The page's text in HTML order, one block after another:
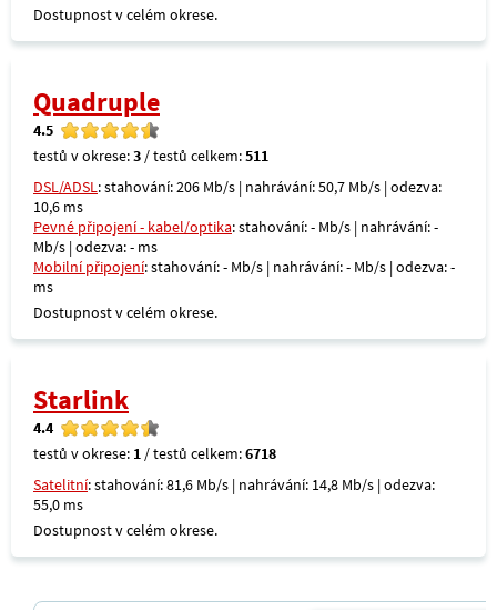
Dostupnost v celém okrese.
Quadruple
4.5
testů v okrese:3 / testů celkem:511
DSL/ADSL: stahování: 206 Mb/s | nahrávání: 50,7 Mb/s | odezva:
10,6 ms
Pevné připojení - kabel/optika: stahování: - Mb/s | nahrávání: -
Mb/s | odezva: - ms
Mobilní připojení: stahování: - Mb/s | nahrávání: - Mb/s | odezva: -
ms
Dostupnost v celém okrese.
Starlink
4.4
testů v okrese: 1 / testů celkem:6718
Satelitní: stahování: 81,6 Mb/s | nahrávání: 14,8 Mb/s | odezva:
55,0 ms
Dostupnost v celém okrese.